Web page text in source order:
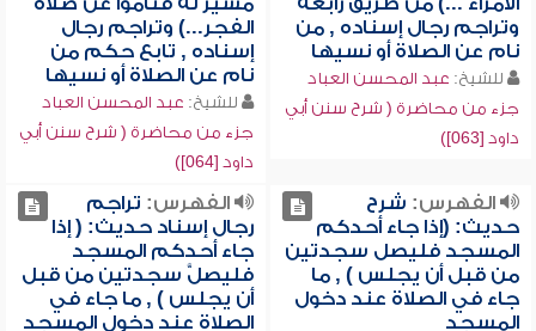
وتراجم رجال إسناده , من
نام عن الصلاة أو نسيها
للشيخ: عبد المحسن العباد
جزء من محاضرة ( شرح سنن أبي
داود [063])
الفجر...) وتراجم رجال
إسناده , تابع حكم من
نام عن الصلاة أو نسيها
للشيخ: عبد المحسن العباد
جزء من محاضرة ( شرح سنن أبي
داود [064])
الفهرس: شرح
حديث: (إذا جاء أحدكم
المسجد فليصل سجدتين
من قبل أن يجلس ) , ما
جاء في الصلاة عند دخول
المسجد
الفهرس: تراجم
رجال إسناد حديث: ( إذا
جاء أحدكم المسجد
فليصلَّ سجدتين من قبل
أن يجلس ) , ما جاء في
الصلاة عند دخول المسجد